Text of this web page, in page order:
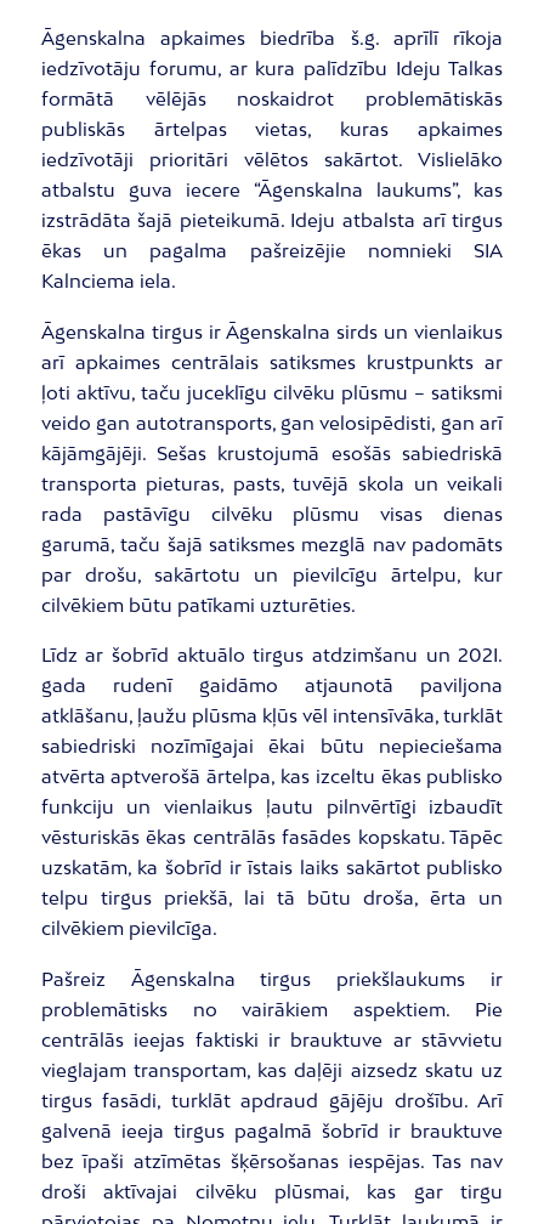
Āgenskalna apkaimes biedrība š.g. aprīlī rīkoja
iedzīvotāju forumu, ar kura palīdzību Ideju Talkas
formātā vēlējās noskaidrot problemātiskās
publiskās ārtelpas vietas, kuras apkaimes
iedzīvotāji prioritāri vēlētos sakārtot. Vislielāko
atbalstu guva iecere “Āgenskalna laukums”, kas
izstrādāta šajā pieteikumā. Ideju atbalsta arī tirgus
ēkas un pagalma pašreizējie nomnieki SIA
Kalnciema iela.
Āgenskalna tirgus ir Āgenskalna sirds un vienlaikus
arī apkaimes centrālais satiksmes krustpunkts ar
ļoti aktīvu, taču juceklīgu cilvēku plūsmu – satiksmi
veido gan autotransports, gan velosipēdisti, gan arī
kājāmgājēji. Sešas krustojumā esošās sabiedriskā
transporta pieturas, pasts, tuvējā skola un veikali
rada pastāvīgu cilvēku plūsmu visas dienas
garumā, taču šajā satiksmes mezglā nav padomāts
par drošu, sakārtotu un pievilcīgu ārtelpu, kur
cilvēkiem būtu patīkami uzturēties.
Līdz ar šobrīd aktuālo tirgus atdzimšanu un 202I.
gada rudenī gaidāmo atjaunotā paviljona
atklāšanu, ļaužu plūsma kļūs vēl intensīvāka, turklāt
sabiedriski nozīmīgajai ēkai būtu nepieciešama
atvērta aptverošā ārtelpa, kas izceltu ēkas publisko
funkciju un vienlaikus ļautu pilnvērtīgi izbaudīt
vēsturiskās ēkas centrālās fasādes kopskatu. Tāpēc
uzskatām, ka šobrīd ir īstais laiks sakārtot publisko
telpu tirgus priekšā, lai tā būtu droša, ērta un
cilvēkiem pievilcīga.
Pašreiz Āgenskalna tirgus priekšlaukums ir
problemātisks no vairākiem aspektiem. Pie
centrālās ieejas faktiski ir brauktuve ar stāvvietu
vieglajam transportam, kas daļēji aizsedz skatu uz
tirgus fasādi, turklāt apdraud gājēju drošību. Arī
galvenā ieeja tirgus pagalmā šobrīd ir brauktuve
bez īpaši atzīmētas šķērsošanas iespējas. Tas nav
droši aktīvajai cilvēku plūsmai, kas gar tirgu